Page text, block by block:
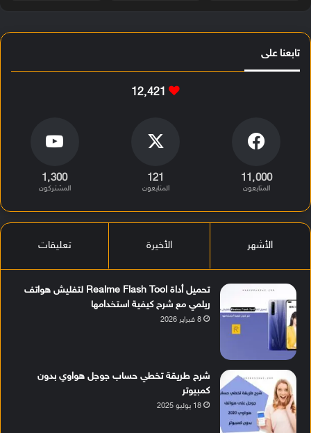
تابعنا على
12٬421
11٬000
المتابعون
121
المتابعون
1٬300
المشتركون
الأشهر الأخيرة تعليقات
تحميل أداة Realme Flash Tool لتفليش هواتف
ريلمي مع شرح كيفية استخدامها
8 فبراير 2026
شرح طريقة تخطي حساب جوجل هواوي بدون
كمبيوتر
18 يوليو 2025